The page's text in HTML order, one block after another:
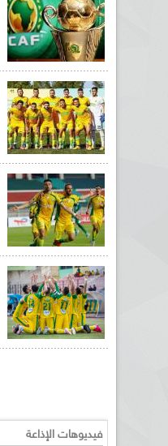
فيديوهات الإذاعة